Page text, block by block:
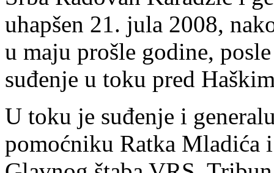
uhapšen 21. jula 2008,
u maju prošle godine,
suđenje u toku pred
U toku je suđenje i
pomoćniku Ratka Mladića